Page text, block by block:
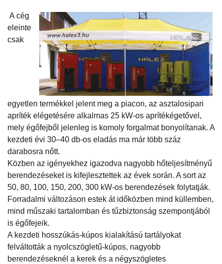
A cég
eleinte
csak
egyetlen termékkel jelent meg a piacon, az asztalosipari
apríték elégetésére alkalmas 25 kW-os aprítékégetővel,
mely égőfejből jelenleg is komoly forgalmat bonyolítanak. A
kezdeti évi 30–40 db-os eladás ma már több száz
darabosra nőtt.
Közben az igényekhez igazodva nagyobb hőteljesítményű
berendezéseket is kifejlesztettek az évek során. A sort az
50, 80, 100, 150, 200, 300 kW-os berendezések folytatják.
Forradalmi változáson estek át időközben mind küllemben,
mind műszaki tartalomban és tűzbiztonság szempontjából
is égőfejeik.
A kezdeti hosszúkás-kúpos kialakítású tartályokat
felváltották a nyolcszögletű-kúpos, nagyobb
berendezéseknél a kerek és a négyszögletes